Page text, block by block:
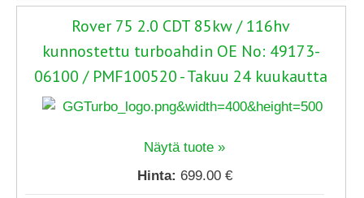
Rover 75 2.0 CDT 85kw / 116hv
kunnostettu turboahdin OE No: 49173-
06100 / PMF100520 - Takuu 24 kuukautta
Näytä tuote »
Hinta: 699.00 €